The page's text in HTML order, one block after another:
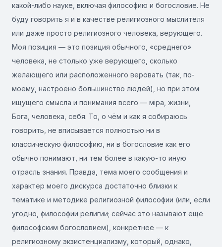
какой-либо науке, включая философию и богословие. Не
буду говорить я и в качестве религиозного мыслителя
или даже просто религиозного человека, верующего.
Моя позиция — это позиция обычного, «среднего»
человека, не столько уже верующего, сколько
желающего или расположенного веровать (так, по-
моему, настроено большинство людей), но при этом
ищущего смысла и понимания всего — міра, жизни,
Бога, человека, себя. То, о чём и как я собираюсь
говорить, не вписывается полностью ни в
классическую философию, ни в богословие как его
обычно понимают, ни тем более в какую-то иную
отрасль знания. Правда, тема моего сообщения и
характер моего дискурса достаточно близки к
тематике и методике религиозной философии (или, если
угодно, философии религии; сейчас это называют ещё
философским богословием), конкретнее — к
религиозному экзистенциализму, который, однако,